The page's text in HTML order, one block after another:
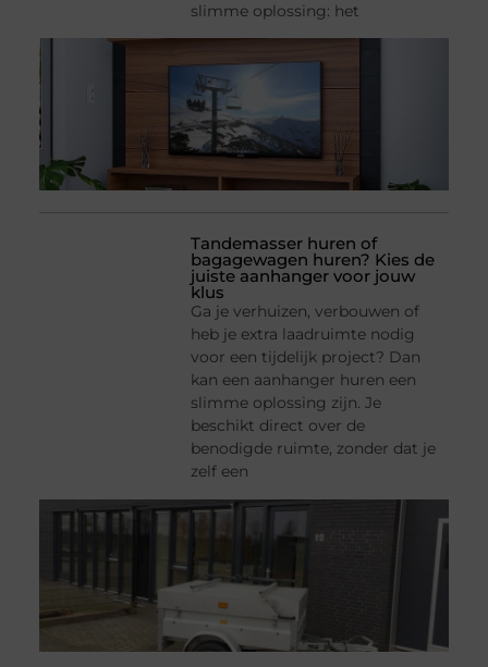
slimme oplossing: het
Tandemasser huren of
bagagewagen huren? Kies de
juiste aanhanger voor jouw
klus
Ga je verhuizen, verbouwen of
heb je extra laadruimte nodig
voor een tijdelijk project? Dan
kan een aanhanger huren een
slimme oplossing zijn. Je
beschikt direct over de
benodigde ruimte, zonder dat je
zelf een